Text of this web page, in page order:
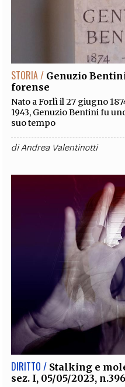
STORIA / Genuzio
forense
Nato a Forlì il 27 giugno
1943, Genuzio Bentini fu
suo tempo
diAndrea Valentinotti
DIRITTO / Stalking e
sez. I, 05/05/2023,